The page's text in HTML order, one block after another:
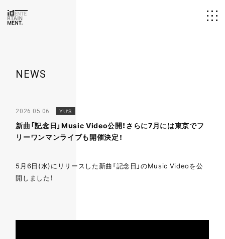
NEWS
2026.05.06 YU’S
新曲「記念日」Music Video公開！さらに7月には東京でフ
リーワンマンライブも開催決定！
5月6日(水)にリリースした新曲「記念日」のMusic Videoを公
開しました！